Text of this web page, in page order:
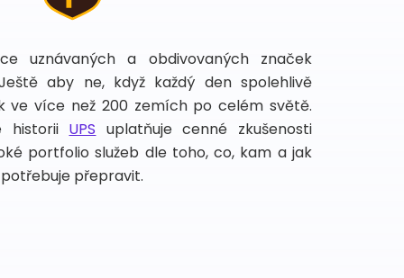
uznávaných a obdivovaných značek
aby ne, když každý den spolehlivě
ve více než 200 zemích po celém světě.
historii UPS uplatňuje cenné zkušenosti
portfolio služeb dle toho, co, kam a jak
přepravit.